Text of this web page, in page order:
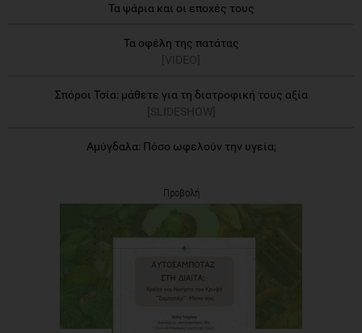
Τα ψάρια και οι εποχές τους
Τα οφέλη της πατάτας
[VIDEO]
Σπόροι Τσία: μάθετε για τη διατροφική τους αξία
[SLIDESHOW]
Αμύγδαλα: Πόσο ωφελούν την υγεία;
Προβολή